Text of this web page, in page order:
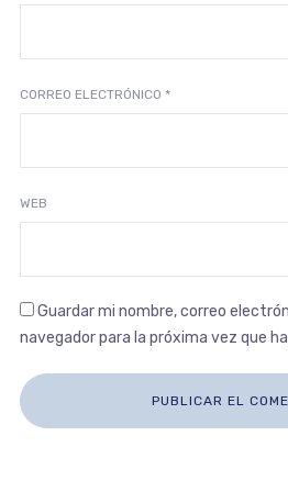
CORREO ELECTRÓNICO *
WEB
Guardar mi nombre, correo
navegador para la próxima vez que